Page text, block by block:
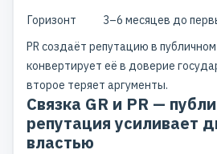
Горизонт
3–6 месяцев до
PR создаёт репутацию в публичном
конвертирует её в доверие
второе теряет аргументы.
Связка GR и PR —
репутация усиливает
властью